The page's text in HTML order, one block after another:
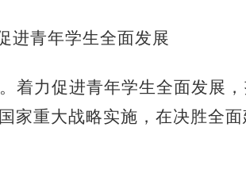
进青年学生全面发展
着力促进青年学生全面发展
家重大战略实施，在决胜全